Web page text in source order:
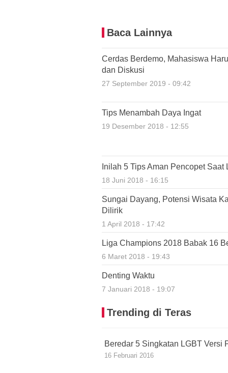
Baca Lainnya
Cerdas Berdemo, Mahasiswa
dan Diskusi
27 September 2019 - 09:42
Tips Menambah Daya Ingat
19 Desember 2018 - 12:55
Inilah 5 Tips Aman Pencopet Saat
18 Juni 2018 - 16:15
Sungai Dayang, Potensi Wisata
Dilirik
1 April 2018 - 17:42
Liga Champions 2018 Babak 16
6 Maret 2018 - 19:43
Denting Waktu
7 Januari 2018 - 19:07
Trending di Teras
Beredar 5 Singkatan LGBT Versi
16 Februari 2016